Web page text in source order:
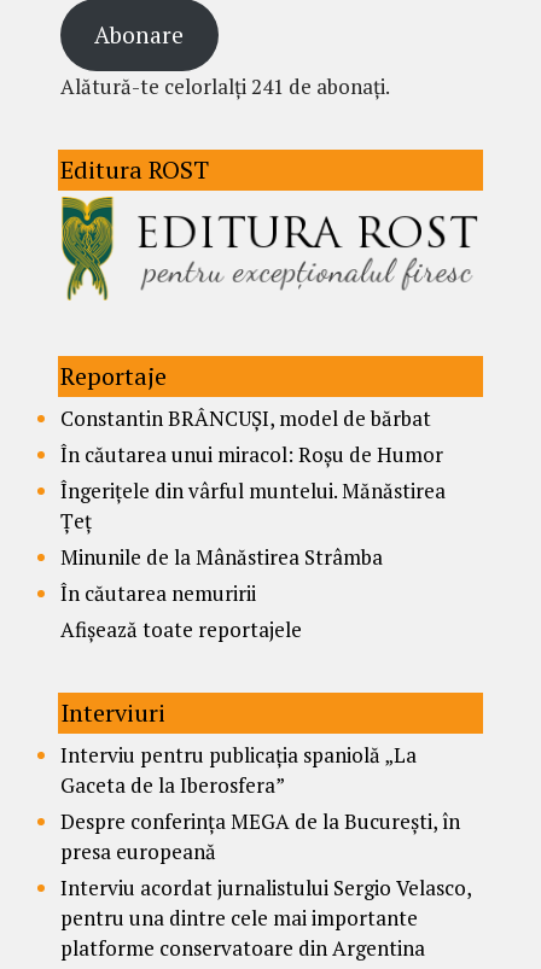
Abonare
Alătură-te celorlalți 241 de abonați.
Editura ROST
Reportaje
Constantin BRÂNCUȘI, model de bărbat
În căutarea unui miracol: Roșu de Humor
Îngerițele din vârful muntelui. Mănăstirea
Țeț
Minunile de la Mânăstirea Strâmba
În căutarea nemuririi
Afișează toate reportajele
Interviuri
Interviu pentru publicația spaniolă „La
Gaceta de la Iberosfera”
Despre conferința MEGA de la București, în
presa europeană
Interviu acordat jurnalistului Sergio Velasco,
pentru una dintre cele mai importante
platforme conservatoare din Argentina